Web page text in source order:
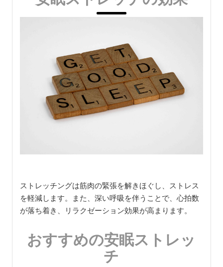
ストレッチングは筋肉の緊張を解きほぐし、ストレス
を軽減します。また、深い呼吸を伴うことで、心拍数
が落ち着き、リラクゼーション効果が高まります。
おすすめの安眠ストレッ
チ